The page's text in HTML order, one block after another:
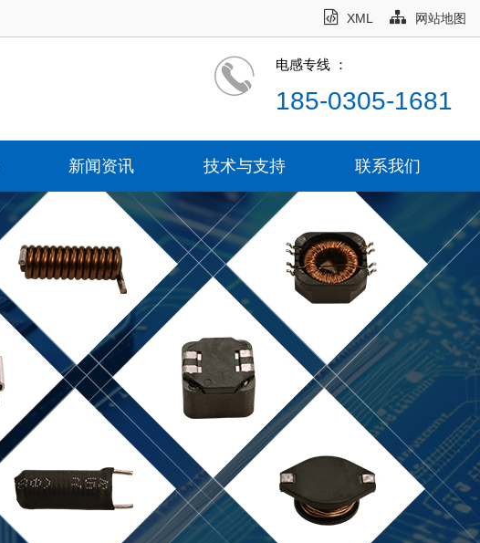
XML 网站地图
电感专线 ：
185-0305-1681
新闻资讯 技术与支持 联系我们